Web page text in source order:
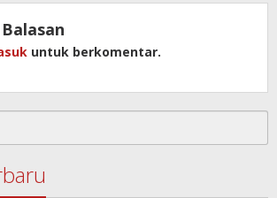
untuk berkomentar.